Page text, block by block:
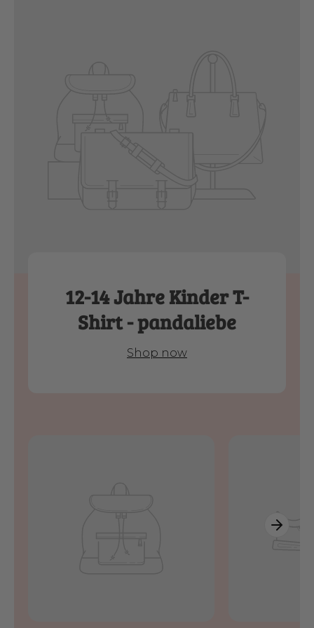
12-14 Jahre Kinder T-
Shirt - pandaliebe
Shop now